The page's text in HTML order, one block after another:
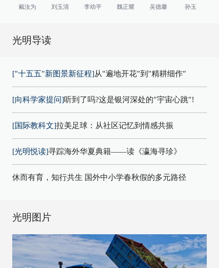
戴汝为
刘玉清 李幼平 魏正耀 吴德馨 孙玉
光明导读
["十五五"新图景新征程]从"遍地开花"到"精耕细作"
[向科学家提问]听到了吗?这是银河深处的"宇宙心跳"!
[国际教科文]拉美足球：从社区记忆到情感共振
[光明悦读]寻踪海外华夏典籍——读《瀛海寻珍》
休而有育，知行共生 国外中小学春秋假的多元路径
光明图片